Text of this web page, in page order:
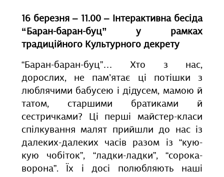
16 березня ‒ 11.00 ‒ Інтерактивна бесіда
“Баран-баран-буц” у рамках
традиційного Культурного декрету
“Баран-баран-буц”… Хто з нас,
дорослих, не пам’ятає ці потішки з
люблячими бабусею і дідусем, мамою й
татом, старшими братиками й
сестричками? Ці перші майстер-класи
спілкування малят прийшли до нас із
далеких-далеких часів разом із “кую-
кую чобіток”, “ладки-ладки”, “сорока-
ворона”. Їх і досі полюбляють наші